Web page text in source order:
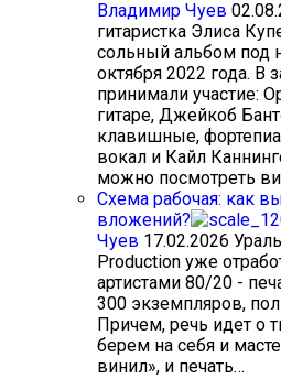
Владимир Чуев
гитаристка Элиса
сольный альбом под
октября 2022 года. В
принимали участие:
гитаре, Джейкоб
клавишные,
вокал и Кайл
можно посмотреть
Схема рабочая: как
вложений?
Чуев 17.02.2026
Production уже
артистами 80/20 -
300 экземпляров,
Причем, речь идет о
берем на себя и
винил», и печать…